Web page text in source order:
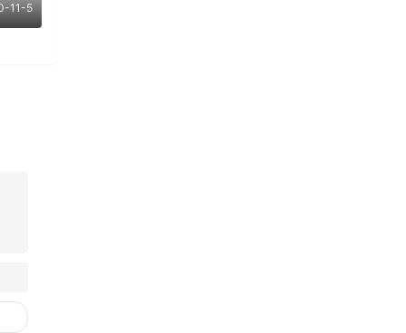
11-5